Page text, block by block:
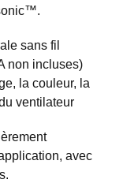
sans fil
non incluses)
la couleur, la
ventilateur
avec